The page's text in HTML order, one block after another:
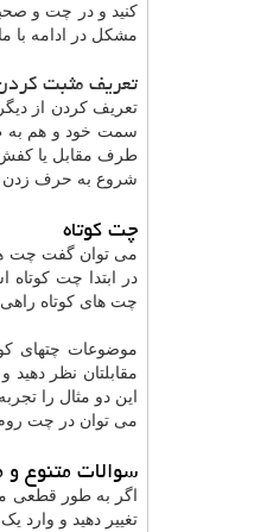
کنید و در چت و
مشکل در ادامه با
تعریف مثبت
تعریف کردن از
سمت خود و هم به
طرف مقابل یا کفش
شروع به حرف زدن
چت کوتاه
می توان گفت چت
در ابتدا چت
چت های کوتاه
موضوعات چتهای
مقابلتان نظر
این دو مثال را
می توان در چت روم
سوالات متنوع
اگر به طور قطعی
تغییر دهید و